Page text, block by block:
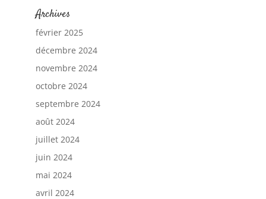
Archives
février 2025
décembre 2024
novembre 2024
octobre 2024
septembre 2024
août 2024
juillet 2024
juin 2024
mai 2024
avril 2024